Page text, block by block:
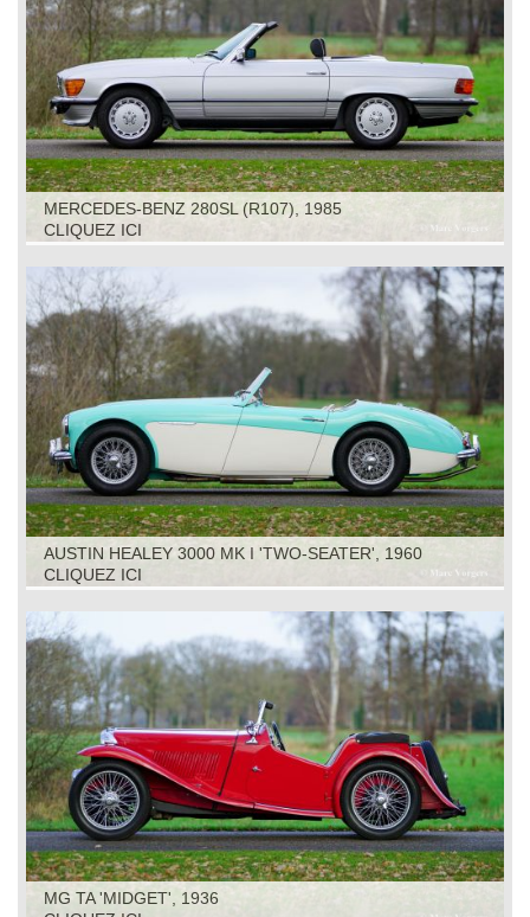
MERCEDES-BENZ 280SL (R107), 1985
CLIQUEZ ICI
AUSTIN HEALEY 3000 MK I 'TWO-SEATER', 1960
CLIQUEZ ICI
MG TA 'MIDGET', 1936